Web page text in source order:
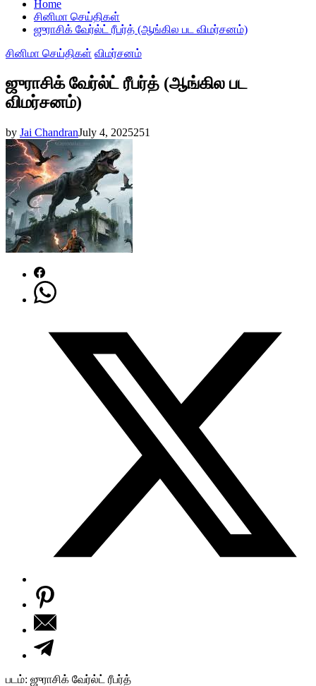
Home
சினிமா செய்திகள்
ஜுராசிக் வேர்ல்ட் ரீபர்த் (ஆங்கில பட விமர்சனம்)
சினிமா செய்திகள் விமர்சனம்
ஜுராசிக் வேர்ல்ட் ரீபர்த் (ஆங்கில பட
விமர்சனம்)
by Jai ChandranJuly 4, 2025251
படம்: ஜுராசிக் வேர்ல்ட் ரீபர்த்